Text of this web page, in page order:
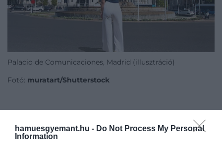
hamuesgyemant.hu - Do Not Process My Personal
Information
Palacio de Comunicaciones, Madrid (illusztráció)
Fotó: muratart/Shutterstock
A leglátogatottabb régió továbbra is Katalónia, ahol
Barcelonávalegyütt több mint 20 millió turista